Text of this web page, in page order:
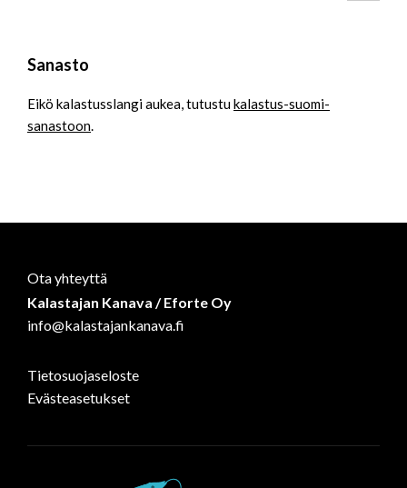
Sanasto
Eikö kalastusslangi aukea, tutustukalastus-suomi-
sanastoon.
Ota yhteyttä
Kalastajan Kanava / Eforte Oy
info@kalastajankanava.fi
Tietosuojaseloste
Evästeasetukset